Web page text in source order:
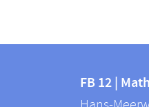
FB
FB 12 |